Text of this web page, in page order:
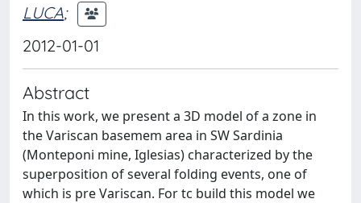
LUCA;
2012-01-01
Abstract
In this work, we present a 3D model of a zone in
the Variscan basemem area in SW Sardinia
(Monteponi mine, Iglesias) characterized by the
superposition of several folding events, one of
which is pre Variscan. For tc build this model we